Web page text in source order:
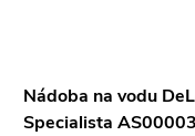
Nádoba na vodu
Specialista